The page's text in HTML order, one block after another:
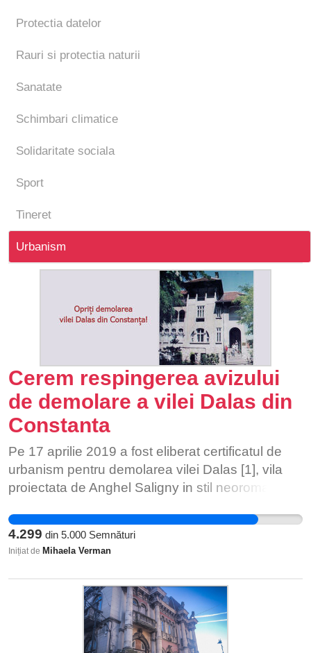
Protectia datelor
Rauri si protectia naturii
Sanatate
Schimbari climatice
Solidaritate sociala
Sport
Tineret
Urbanism
Cerem respingerea avizului
de demolare a vilei Dalas din
Constanta
Pe 17 aprilie 2019 a fost eliberat certificatul de
urbanism pentru demolarea vilei Dalas [1], vila
proiectata de Anghel Saligny in stil neoromanesc,
reprezentativa pentru arhitectura Constantei. Vila
a fost de multa vreme parte din peisajul urban al
Constantei, si multi constanteni i-au trecut pragul,
ce si-a avut sediul acolo, sau ca au invatat limba
franceza in cadrul Aliantei Franceze. In acea
vreme, in cladirea intretinuta si ingrijita, o
adevarata bijuterie, se tineau cursuri si
4.299 din 5.000 Semnături
Inițiat de Mihaela Verman